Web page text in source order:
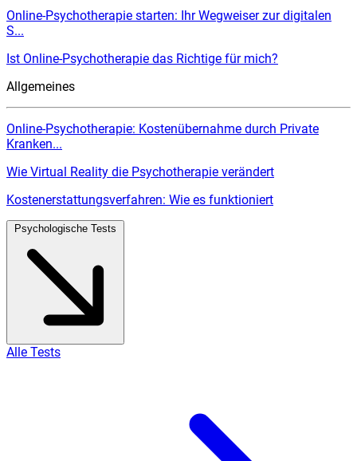
Online-Psychotherapie starten: Ihr Wegweiser zur digitalen
S...
Ist Online-Psychotherapie das Richtige für mich?
Allgemeines
Online-Psychotherapie: Kostenübernahme durch Private
Kranken...
Wie Virtual Reality die Psychotherapie verändert
Kostenerstattungsverfahren: Wie es funktioniert
Alle Tests